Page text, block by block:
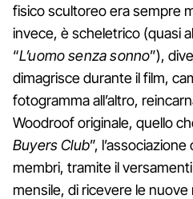
fisico scultoreo era sempre
invece, è scheletrico (quasi
“L’uomo senza sonno”),
dimagrisce durante il film,
fotogramma all’altro,
Woodroof originale, quello
Buyers Club”,
membri, tramite il
mensile, di ricevere le nuove